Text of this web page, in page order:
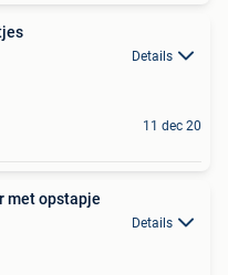
Details
11 dec 20
met opstapje
Details